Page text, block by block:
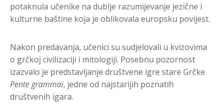
potaknula učenike na dublje razumijevanje jezične i
kulturne baštine koja je oblikovala europsku povijest.
Nakon predavanja, učenici su sudjelovali u kvizovima
o grčkoj civilizaciji i mitologiji. Posebnu pozornost
izazvalo je predstavljanje društvene igre stare Grčke
Pente grammai, jedne od najstarijih poznatih
društvenih igara.